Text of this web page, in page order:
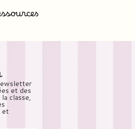
et des
classe,
et